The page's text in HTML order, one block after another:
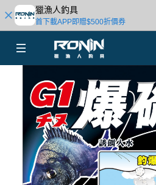
獵漁人釣具
首下載APP即贈$500折價券